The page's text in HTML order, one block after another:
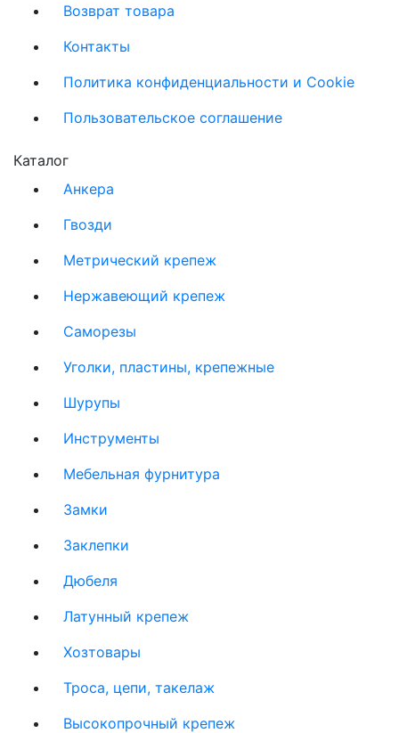
Возврат товара
Контакты
Политика конфиденциальности и Cookie
Пользовательское соглашение
Каталог
Анкера
Гвозди
Метрический крепеж
Нержавеющий крепеж
Саморезы
Уголки, пластины, крепежные
Шурупы
Инструменты
Мебельная фурнитура
Замки
Заклепки
Дюбеля
Латунный крепеж
Хозтовары
Троса, цепи, такелаж
Высокопрочный крепеж